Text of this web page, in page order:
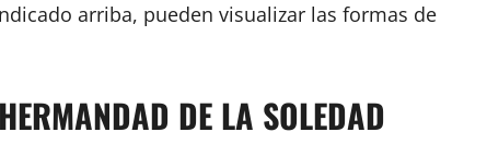
arriba, pueden visualizar las formas de
DE LA SOLEDAD